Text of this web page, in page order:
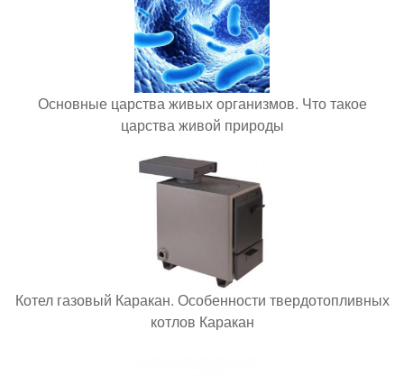
Основные царства живых организмов. Что такое
царства живой природы
Котел газовый Каракан. Особенности твердотопливных
котлов Каракан